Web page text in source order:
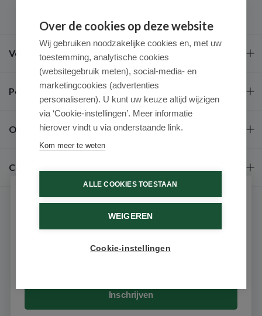
Veel gestelde vragen
Populaire merken
Over ons
Contact
9.6 / 10 (531 beoordelingen)
Over de cookies op deze website
Wij gebruiken noodzakelijke cookies en, met uw
toestemming, analytische cookies
(websitegebruik meten), social-media- en
marketingcookies (advertenties
personaliseren). U kunt uw keuze altijd wijzigen
via ‘Cookie-instellingen’. Meer informatie
hierover vindt u via onderstaande link.
Kom meer te weten
ALLE COOKIES TOESTAAN
WEIGEREN
Cookie-instellingen
Schrijf je in voor onze nieuwsbrief
Ontvang als eerste de beste aanbiedingen en persoonlijk
advies
Inschrijven